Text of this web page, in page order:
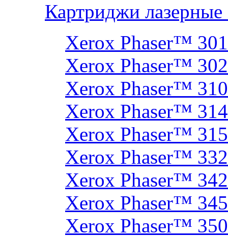
Картриджи
Xerox Phaser™
Xerox Phaser™
Xerox Phaser™
Xerox Phaser™
Xerox Phaser™
Xerox Phaser™
Xerox Phaser™
Xerox Phaser™
Xerox Phaser™